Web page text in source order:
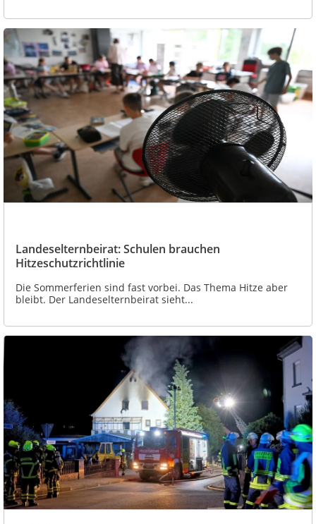
Landeselternbeirat: Schulen brauchen
Hitzeschutzrichtlinie
Die Sommerferien sind fast vorbei. Das Thema Hitze aber
bleibt. Der Landeselternbeirat sieht...